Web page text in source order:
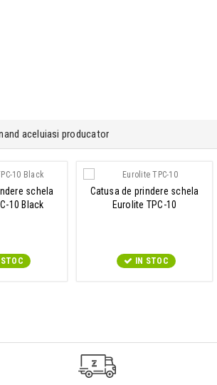
aceluiasi producator
schela
10 Black
Catusa de prindere schela
Eurolite TPC-10
IN STOC